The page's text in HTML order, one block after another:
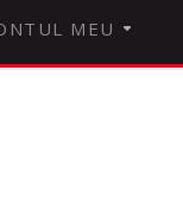
MEU